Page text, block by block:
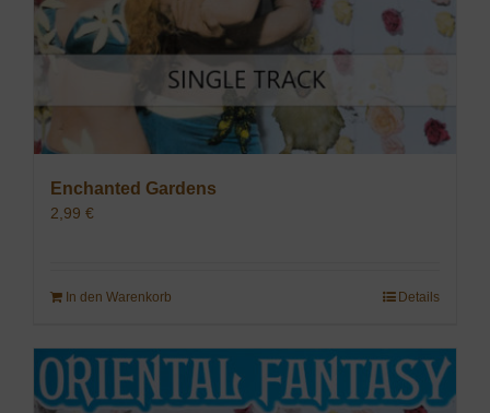
Enchanted Gardens
2,99 €
In den Warenkorb Details